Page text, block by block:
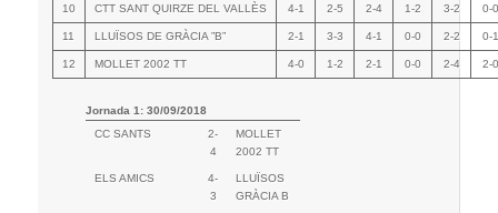
10 CTT SANT QUIRZE DEL VALLÈS 4-1 2-5 2-4 1-2 3-2 0-0
11 LLUÏSOS DE GRÀCIA ”B” 2-1 3-3 4-1 0-0 2-2 0-1
12 MOLLET 2002 TT 4-0 1-2 2-1 0-0 2-4 2-0
Jornada 1: 30/09/2018
CC SANTS
2-
4
MOLLET
2002 TT
ELS AMICS
4-
3
LLUÏSOS
GRÀCIA B